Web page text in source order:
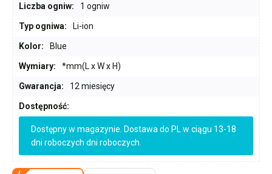
Liczba ogniw: 1 ogniw
Typ ogniwa: Li-ion
Kolor: Blue
Wymiary: *mm(L x W x H)
Gwarancja: 12 miesięcy
Dostępność:
Dostępny w magazynie. Dostawa do PL w ciągu 13-18
dni roboczych dni roboczych.